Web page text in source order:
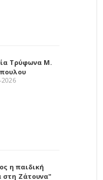
Τρύφωνα Μ.
2026
η παιδική
στη Ζάτουνα"